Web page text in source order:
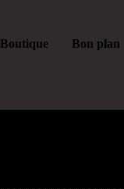
Boutique Bon plan